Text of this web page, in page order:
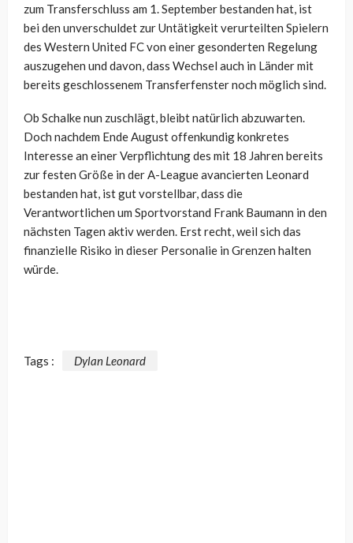
zum Transferschluss am 1. September bestanden hat, ist
bei den unverschuldet zur Untätigkeit verurteilten Spielern
des Western United FC von einer gesonderten Regelung
auszugehen und davon, dass Wechsel auch in Länder mit
bereits geschlossenem Transferfenster noch möglich sind.
Ob Schalke nun zuschlägt, bleibt natürlich abzuwarten.
Doch nachdem Ende August offenkundig konkretes
Interesse an einer Verpflichtung des mit 18 Jahren bereits
zur festen Größe in der A-League avancierten Leonard
bestanden hat, ist gut vorstellbar, dass die
Verantwortlichen um Sportvorstand Frank Baumann in den
nächsten Tagen aktiv werden. Erst recht, weil sich das
finanzielle Risiko in dieser Personalie in Grenzen halten
würde.
Tags : Dylan Leonard